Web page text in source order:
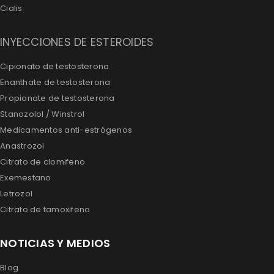
Cialis
INYECCIONES DE ESTEROIDES
Cipionato de testosterona
Enanthate de testosterona
Propionate de testosterona
Stanozolol / Winstrol
Medicamentos anti-estrógenos
Anastrozol
Citrato de clomifeno
Exemestano
Letrozol
Citrato de tamoxifeno
NOTICIAS Y MEDIOS
Blog